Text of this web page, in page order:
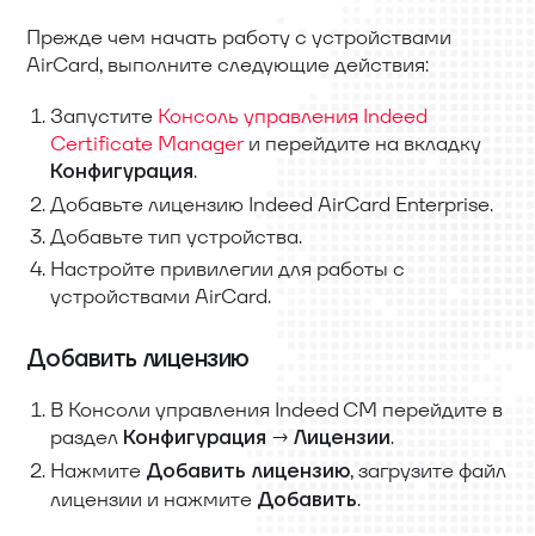
Прежде чем начать работу с устройствами
AirCard, выполните следующие действия:
Запустите Консоль управления Indeed
Certificate Managerи перейдите на вкладку
Конфигурация.
Добавьте лицензию Indeed AirCard Enterprise.
Добавьте тип устройства.
Настройте привилегии для работы с
устройствами AirCard.
Добавить лицензию
В Консоли управления Indeed CM перейдите в
раздел Конфигурация → Лицензии.
Нажмите Добавить лицензию, загрузите файл
лицензии и нажмите Добавить.